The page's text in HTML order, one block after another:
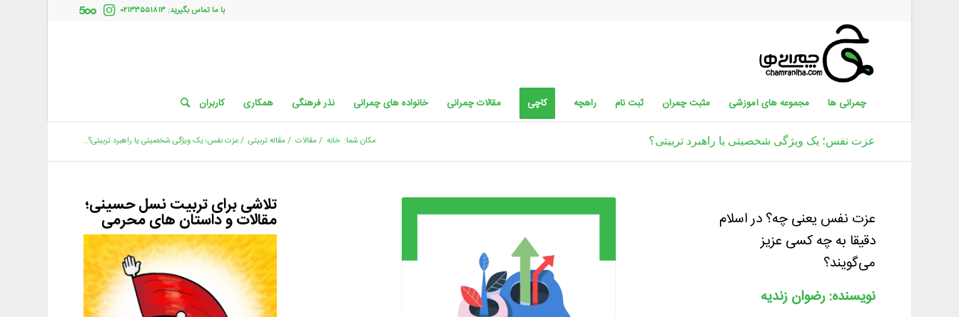
با ما تماس بگیرید: ۰۲۱۳۳۵۵۱۸۱۳
چمرانی ها مجموعه های آموزشی مثبت چمران ثبت نام راهچه کاچی مقالات چمرانی خانواده های چمرانی نذر فرهنگی همکاری کاربران
عزت نفس؛ یک ویژگی شخصیتی یا راهبرد تربیتی؟ مکان شما: خانه / مقالات / مقاله تربیتی /عزت نفس؛ یک ویژگی شخصیتی یا راهبرد تربیتی؟...
عزت نفس یعنی چه؟ در اسلام
دقیقا به چه کسی عزیز
می‌گویند؟
نویسنده: رضوان زندیه
تلاشی برای تربیت نسل حسینی؛
مقالات و داستان های محرمی